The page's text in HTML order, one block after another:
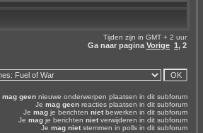
Tijden zijn in GMT + 2 uur
Ga naar pagina Vorige 1, 2
mag geen nieuwe onderwerpen plaatsen in dit subforum
Je mag geen reacties plaatsen in dit subforum
Je mag je berichten niet bewerken in dit subforum
Je mag je berichten niet verwijderen in dit subforum
Je mag niet stemmen in polls in dit subforum